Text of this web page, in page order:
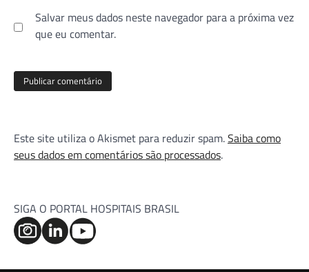
Salvar meus dados neste navegador para a próxima vez
que eu comentar.
Este site utiliza o Akismet para reduzir spam.Saiba como
seus dados em comentários são processados.
SIGA O PORTAL HOSPITAIS BRASIL